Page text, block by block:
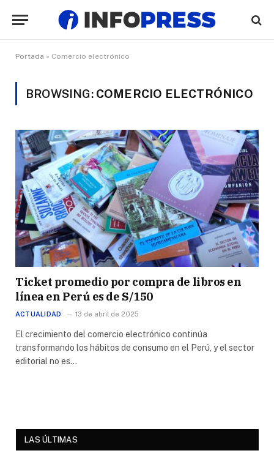
Portada » Comercio electrónico
BROWSING: COMERCIO ELECTRÓNICO
Ticket promedio por compra de libros en
línea en Perú es de S/150
ACTUALIDAD 13 de abril de 2025
El crecimiento del comercio electrónico continúa
transformando los hábitos de consumo en el Perú, y el sector
editorial no es…
LAS ÚLTIMAS